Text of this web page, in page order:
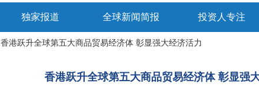
独家报道 全球新闻简报 投资人专注
香港跃升全球第五大商品贸易经济体 彰显强大经济活力
香港跃升全球第五大商品贸易经济体 彰显强